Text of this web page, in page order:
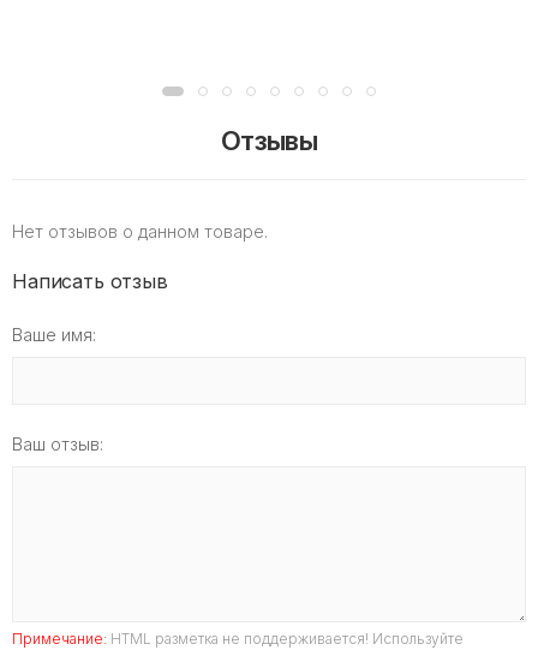
Отзывы
Нет отзывов о данном товаре.
Написать отзыв
Ваше имя:
Ваш отзыв:
Примечание: HTML разметка не поддерживается! Используйте